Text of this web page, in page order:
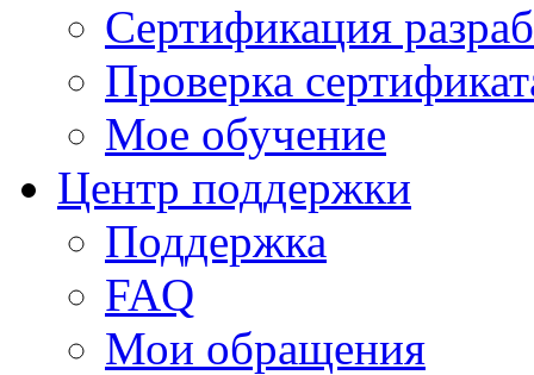
Сертификация
Проверка
Мое обучение
Центр поддержки
Поддержка
FAQ
Мои обращения